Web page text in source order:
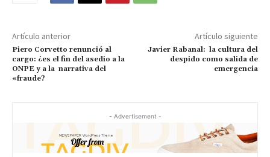
Artículo anterior
Piero Corvetto renunció al
cargo: ¿es el fin del asedio a la
ONPE y a la narrativa del
«fraude?
Artículo siguiente
Javier Rabanal: la cultura del
despido como salida de
emergencia
- Advertisement -